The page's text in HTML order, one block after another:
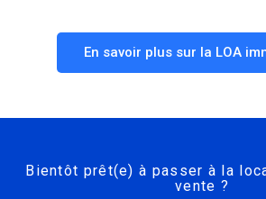
En savoir plus sur la LOA
Bientôt prêt(e) à passer à la
vente ?